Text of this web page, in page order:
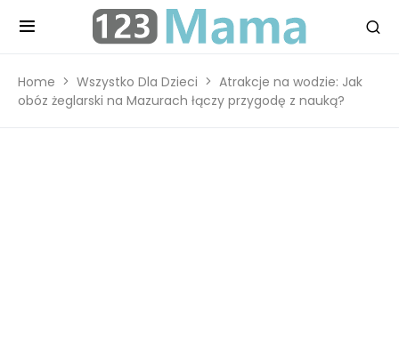
Home Wszystko Dla Dzieci
Atrakcje na wodzie: Jak
obóz żeglarski na Mazurach łączy przygodę z nauką?